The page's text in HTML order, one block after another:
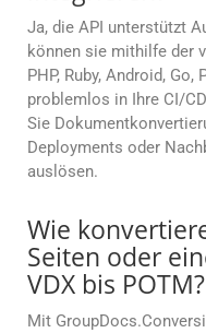
Ja, die API unterstützt
können sie mithilfe der
PHP, Ruby, Android,
problemlos in Ihre CI/
Sie
Deployments oder
auslösen.
Wie
Seiten oder
VDX bis POTM?
Mit